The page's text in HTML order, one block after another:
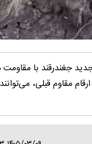
جغندرقند با مقاومت
مقاوم قبلی،